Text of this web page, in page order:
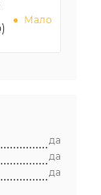
Мало
да
да
да